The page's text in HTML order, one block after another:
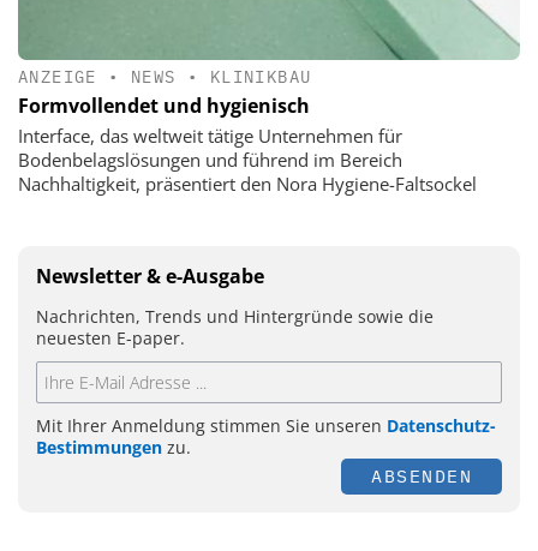
ANZEIGE • NEWS • KLINIKBAU
Formvollendet und hygienisch
Interface, das weltweit tätige Unternehmen für
Bodenbelagslösungen und führend im Bereich
Nachhaltigkeit, präsentiert den Nora Hygiene-Faltsockel
Newsletter & e-Ausgabe
Nachrichten, Trends und Hintergründe sowie die
neuesten E-paper.
Mit Ihrer Anmeldung stimmen Sie unseren Datenschutz-
Bestimmungen zu.
ABSENDEN